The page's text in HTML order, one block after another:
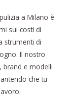
a Milano è
sui costi di
strumenti di
Il nostro
brand e modelli
che tu